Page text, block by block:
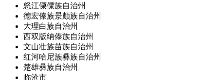
怒江傈僳族自治州
德宏傣族景颇族自治州
大理白族自治州
西双版纳傣族自治州
文山壮族苗族自治州
红河哈尼族彝族自治州
楚雄彝族自治州
临沧市